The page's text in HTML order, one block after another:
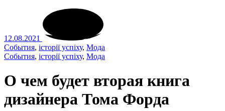
12.08.2021
Cобытия, історії успіху, Мода
Cобытия, історії успіху, Мода
О чем будет вторая книга
дизайнера Тома Форда